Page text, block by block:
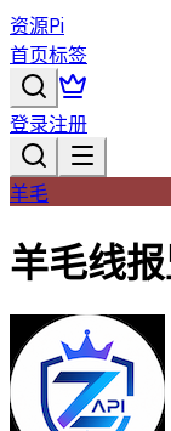
资源Pi
首页标签
登录注册
羊毛
羊毛线